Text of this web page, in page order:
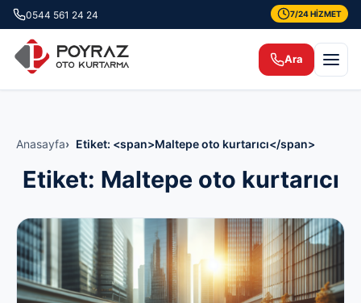
0544 561 24 24 7/24 HİZMET
Ara
Anasayfa Etiket: <span>Maltepe oto kurtarıcı</span>
Etiket: Maltepe oto kurtarıcı